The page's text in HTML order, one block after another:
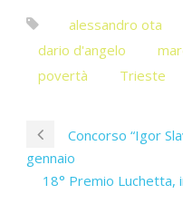
alessandro ota
dario d'angelo
povertà
Trieste
Concorso “Igor
gennaio
18° Premio